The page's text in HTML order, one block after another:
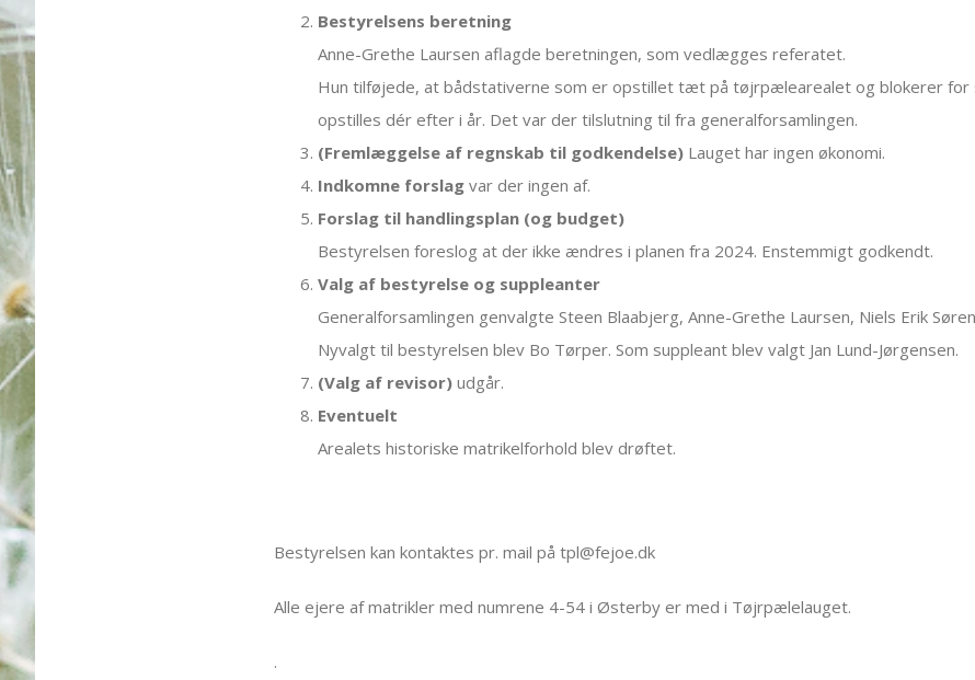
Bestyrelsens beretning
Anne-Grethe Laursen aflagde beretningen, som vedlægges referatet.
Hun tilføjede, at bådstativerne som er opstillet tæt på tøjrpælearealet og blokerer for
opstilles dér efter i år. Det var der tilslutning til fra generalforsamlingen.
(Fremlæggelse af regnskab til godkendelse) Lauget har ingen økonomi.
Indkomne forslag var der ingen af.
Forslag til handlingsplan (og budget)
Bestyrelsen foreslog at der ikke ændres i planen fra 2024. Enstemmigt godkendt.
Valg af bestyrelse og suppleanter
Generalforsamlingen genvalgte Steen Blaabjerg, Anne-Grethe Laursen, Niels Erik
Nyvalgt til bestyrelsen blev Bo Tørper. Som suppleant blev valgt Jan Lund-Jørgensen.
(Valg af revisor)udgår.
Eventuelt
Arealets historiske matrikelforhold blev drøftet.
Bestyrelsen kan kontaktes pr. mail på tpl@fejoe.dk
Alle ejere af matrikler med numrene 4-54 i Østerby er med i Tøjrpælelauget.
.